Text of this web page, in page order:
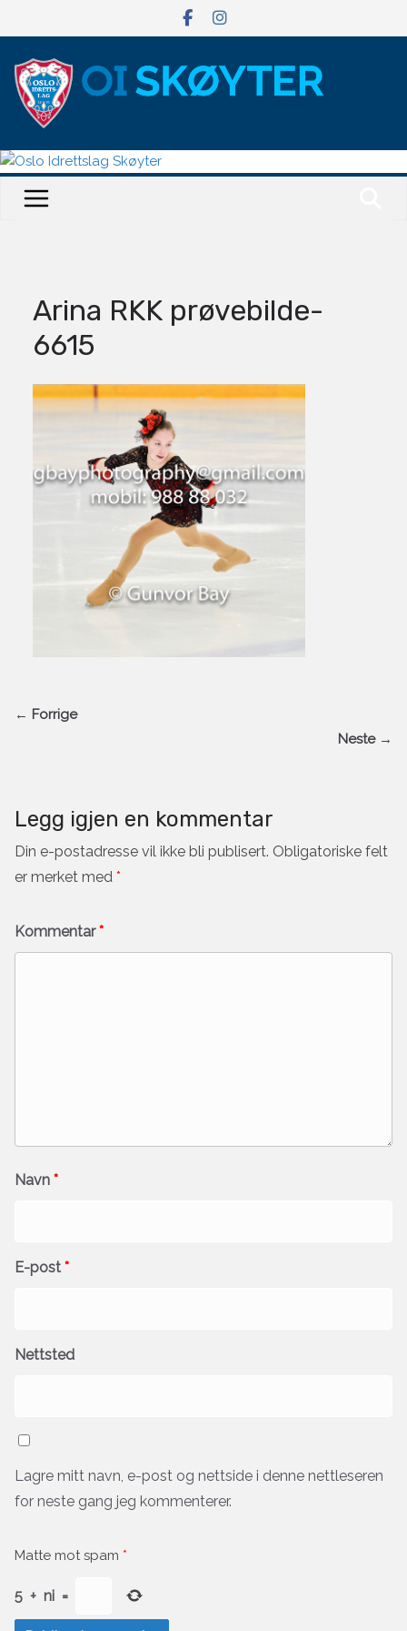
Arina RKK prøvebilde-
6615
← Forrige
Neste →
Legg igjen en kommentar
Din e-postadresse vil ikke bli publisert. Obligatoriske felt
er merket med *
Kommentar*
Navn *
E-post *
Nettsted
Lagre mitt navn, e-post og nettside i denne nettleseren
for neste gang jeg kommenterer.
Matte mot spam *
5 + ni =